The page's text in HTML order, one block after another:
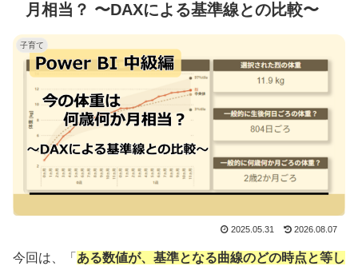
月相当？ 〜DAXによる基準線との比較〜
子育て
2025.05.31 2026.08.07
今回は、「 ある数値が、基準となる曲線のどの時点と等し